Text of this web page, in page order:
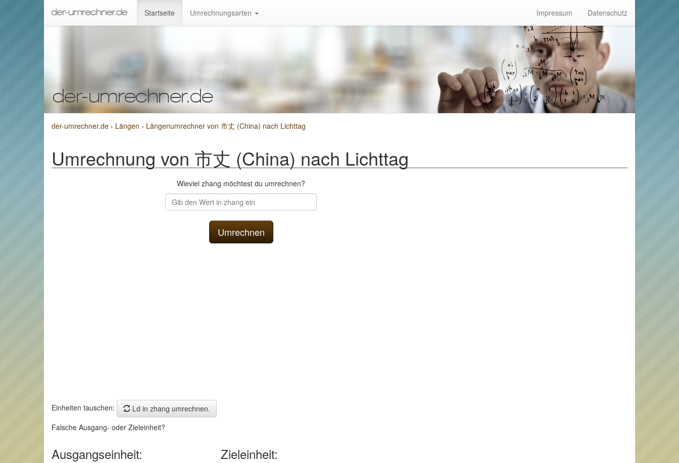
Startseite Umrechnungsarten Impressum Datenschutz
der-umrechner.de › Längen › Längenumrechner von 市丈 (China) nach Lichttag
Umrechnung von 市丈 (China) nach Lichttag
Wieviel zhang möchtest du umrechnen?
Einheiten tauschen:
Ld in zhang umrechnen.
Falsche Ausgang- oder Zieleinheit?
Ausgangseinheit: Zieleinheit: